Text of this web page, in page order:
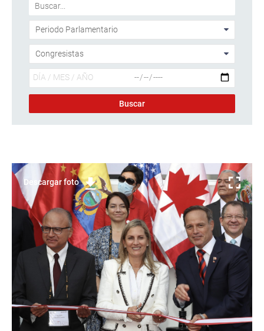
Descargar foto